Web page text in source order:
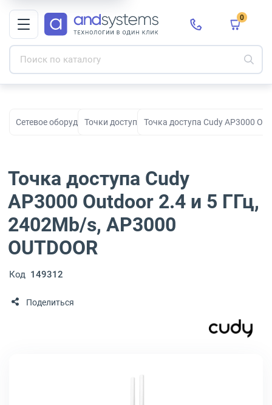
0
Сетевое оборудованиеТочки доступа Wi-FiТочка доступа Cudy AP3000
Точка доступа Cudy
AP3000 Outdoor 2.4 и 5 ГГц,
2402Mb/s, AP3000
OUTDOOR
Код 149312
Поделиться